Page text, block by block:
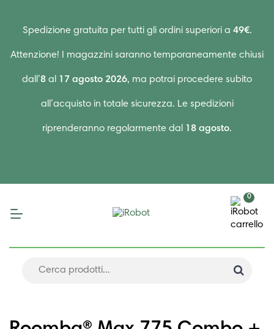
Spedizione gratuita per tutti gli ordini superiori a 49€.
Attenzione! I magazzini saranno temporaneamente chiusi
dall’8 al 17 agosto 2026, ma potrai procedere subito
all’acquisto in totale sicurezza. Le spedizioni
riprenderanno regolarmente dal 18 agosto.
0